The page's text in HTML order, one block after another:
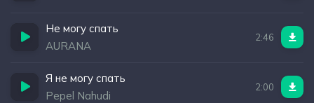
Не могу спать
AURANA
2:46
Я не могу спать
Pepel Nahudi
2:00